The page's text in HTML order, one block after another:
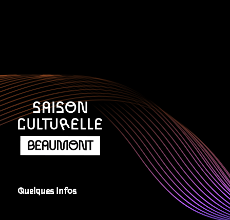
Quelques Infos